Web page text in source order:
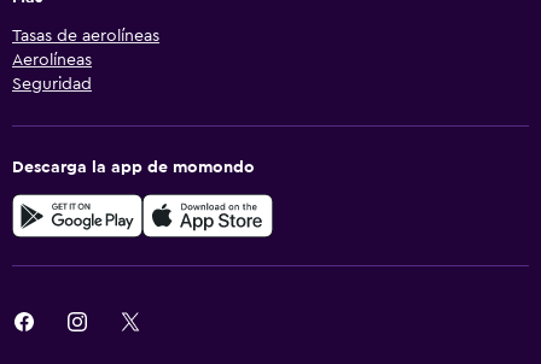
Tasas de aerolíneas
Aerolíneas
Seguridad
Descarga la app de momondo